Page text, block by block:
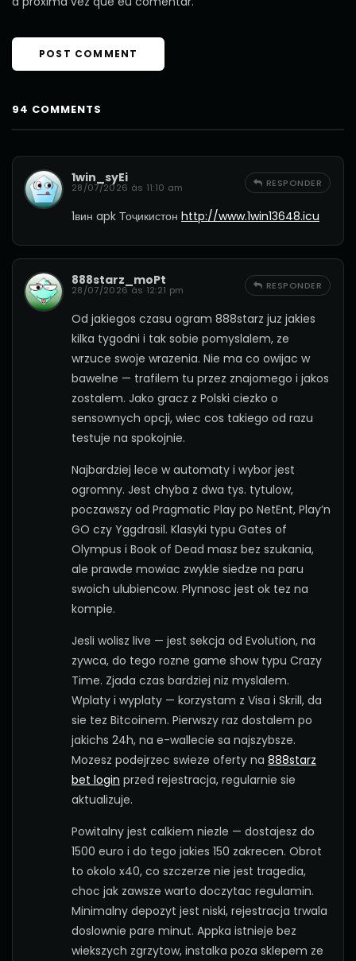
94 COMMENTS
1win_syEi
28/07/2026 às 11:10 am
1вин apk Тоҷикистон http://www.1win13648.icu
RESPONDER
888starz_moPt
28/07/2026 às 12:21 pm
Od jakiegos czasu ogram 888starz juz jakies
kilka tygodni i tak sobie pomyslalem, ze
wrzuce swoje wrazenia. Nie ma co owijac w
bawelne — trafilem tu przez znajomego i jakos
zostalem. Jako gracz z Polski ciezko o
sensownych opcji, wiec cos takiego od razu
testuje na spokojnie.
Najbardziej lece w automaty i wybor jest
ogromny. Jest chyba z dwa tys. tytulow,
poczawszy od Pragmatic Play po NetEnt, Play’n
GO czy Yggdrasil. Klasyki typu Gates of
Olympus i Book of Dead masz bez szukania,
ale prawde mowiac zwykle siedze na paru
swoich ulubiencow. Plynnosc jest ok tez na
kompie.
Jesli wolisz live — jest sekcja od Evolution, na
zywca, do tego rozne game show typu Crazy
Time. Zjada czas bardziej niz myslalem.
Wplaty i wyplaty — korzystam z Visa i Skrill, da
sie tez Bitcoinem. Pierwszy raz dostalem po
jakichs 24h, na e-wallecie sa najszybsze.
Mozesz podejrzec swieze oferty na 888starz
bet login przed rejestracja, regularnie sie
aktualizuje.
Powitalny jest calkiem niezle — dostajesz do
1500 euro i do tego jakies 150 zakrecen. Obrot
to okolo x40, co szczerze nie jest tragedia,
choc jak zawsze warto doczytac regulamin.
Minimalny depozyt jest niski, rejestracja trwala
doslownie pare minut. Appka istnieje bez
wiekszych zgrzytow, instalka poza sklepem ze
RESPONDER